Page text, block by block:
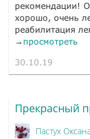
рекомендации!
хорошо, очень
реабилитация
→ просмотреть
30.10.19
Прекрасный
Пастух